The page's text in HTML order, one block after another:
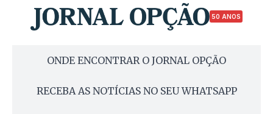
50 ANOS
ONDE ENCONTRAR O JORNAL OPÇÃO
RECEBA AS NOTÍCIAS NO SEU WHATSAPP